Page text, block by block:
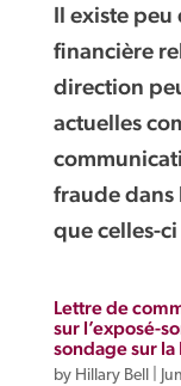
Il existe peu
financière
direction
actuelles
fraude dans
que celles-
Lettre de
sur l’exposé-
sondage sur la
by Hillary Bell|